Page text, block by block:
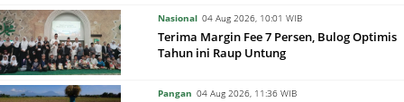
Nasional 04 Aug 2026, 10:01 WIB
Terima Margin Fee 7 Persen, Bulog Optimis
Tahun ini Raup Untung
Pangan 04 Aug 2026, 11:36 WIB